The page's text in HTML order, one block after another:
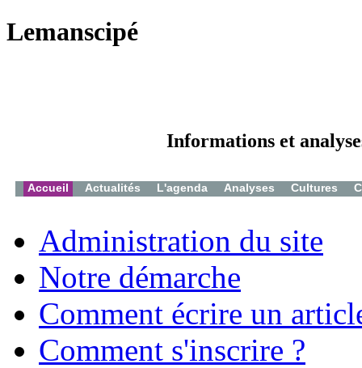
Lemanscipé
Informations et
Accueil Actualités L'agenda Analyses Cultures
Administration du site
Notre démarche
Comment écrire un
Comment s'inscrire ?